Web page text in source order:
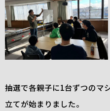
抽選で各親子に1台ずつのマ
立てが始まりました。